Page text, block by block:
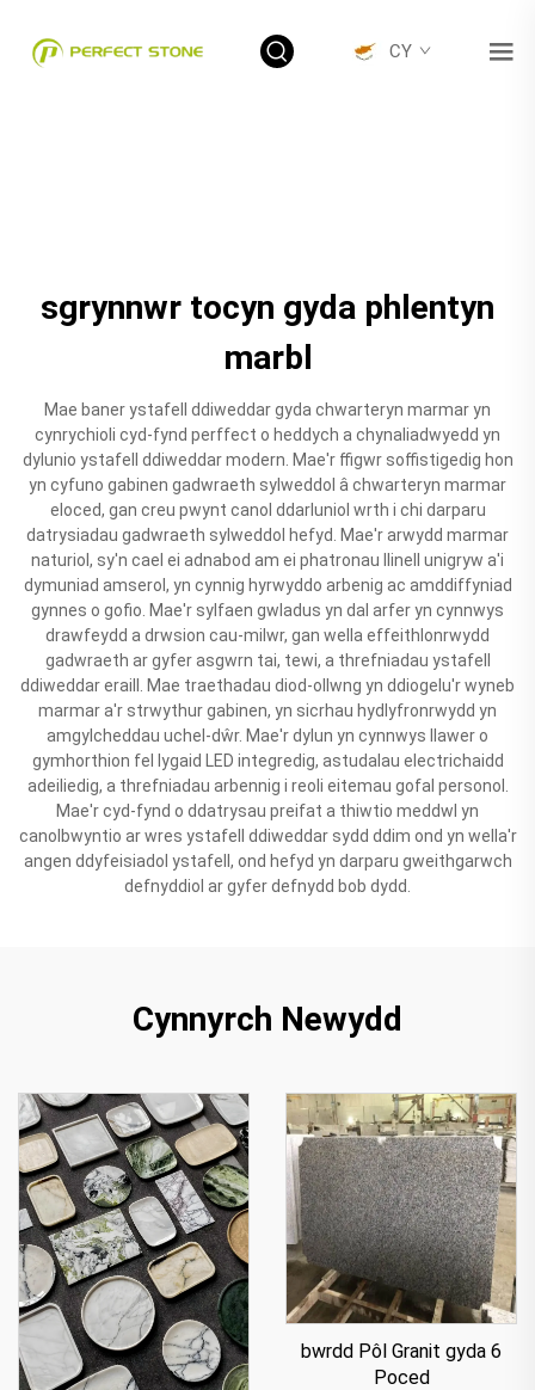
CY
sgrynnwr tocyn gyda phlentyn
marbl
Mae baner ystafell ddiweddar gyda chwarteryn marmar yn
cynrychioli cyd-fynd perffect o heddych a chynaliadwyedd yn
dylunio ystafell ddiweddar modern. Mae'r ffigwr soffistigedig hon
yn cyfuno gabinen gadwraeth sylweddol â chwarteryn marmar
eloced, gan creu pwynt canol ddarluniol wrth i chi darparu
datrysiadau gadwraeth sylweddol hefyd. Mae'r arwydd marmar
naturiol, sy'n cael ei adnabod am ei phatronau llinell unigryw a'i
dymuniad amserol, yn cynnig hyrwyddo arbenig ac amddiffyniad
gynnes o gofio. Mae'r sylfaen gwladus yn dal arfer yn cynnwys
drawfeydd a drwsion cau-milwr, gan wella effeithlonrwydd
gadwraeth ar gyfer asgwrn tai, tewi, a threfniadau ystafell
ddiweddar eraill. Mae traethadau diod-ollwng yn ddiogelu'r wyneb
marmar a'r strwythur gabinen, yn sicrhau hydlyfronrwydd yn
amgylcheddau uchel-dŵr. Mae'r dylun yn cynnwys llawer o
gymhorthion fel lygaid LED integredig, astudalau electrichaidd
adeiliedig, a threfniadau arbennig i reoli eitemau gofal personol.
Mae'r cyd-fynd o ddatrysau preifat a thiwtio meddwl yn
canolbwyntio ar wres ystafell ddiweddar sydd ddim ond yn wella'r
angen ddyfeisiadol ystafell, ond hefyd yn darparu gweithgarwch
defnyddiol ar gyfer defnydd bob dydd.
Cynnyrch Newydd
bwrdd Pôl Granit gyda 6
Poced